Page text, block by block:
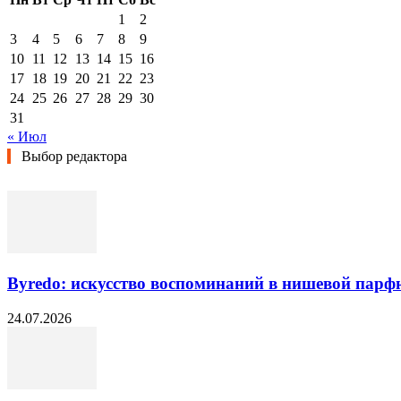
1
2
3
4 5 6 7 8
9
10 11 12 13 14 15 16
17 18 19 20 21 22 23
24 25 26 27 28 29 30
31
« Июл
Выбор редактора
Byredo: искусство воспоминаний в нишевой
24.07.2026